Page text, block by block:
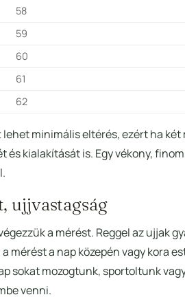
58
59
60
61
62
minimális eltérés, ezért ha
és kialakítását is. Egy vékony,
ujjvastagság
a mérést. Reggel az ujjak
mérést a nap közepén vagy kora
sokat mozogtunk, sportoltunk
venni.